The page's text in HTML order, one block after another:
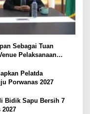
Sebagai Tuan
Pelaksanaan
Pelatda
Porwanas 2027
Bidik Sapu Bersih 7
2027